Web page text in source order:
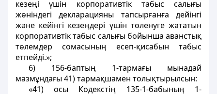
кезеңi үшiн корпоративтiк табыс салығы
жөніндегі декларацияны тапсырғанға дейiнгi
және кейiнгi кезеңдерi үшiн төленуге жататын
корпоративтiк табыс салығы бойынша аванстық
төлемдер сомасының есеп-қисабын табыс
етпейдi.»;
6) 156-баптың 1-тармағы мынадай
мазмұндағы 41) тармақшамен толықтырылсын:
«41) осы Кодекстiң 135-1-бабының 1-